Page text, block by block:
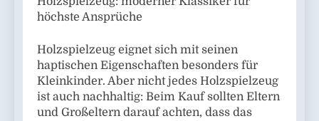
höchste Ansprüche
Holzspielzeug eignet sich mit seinen
haptischen Eigenschaften besonders für
Kleinkinder. Aber nicht jedes Holzspielzeug
ist auch nachhaltig: Beim Kauf sollten Eltern
und Großeltern darauf achten, dass das